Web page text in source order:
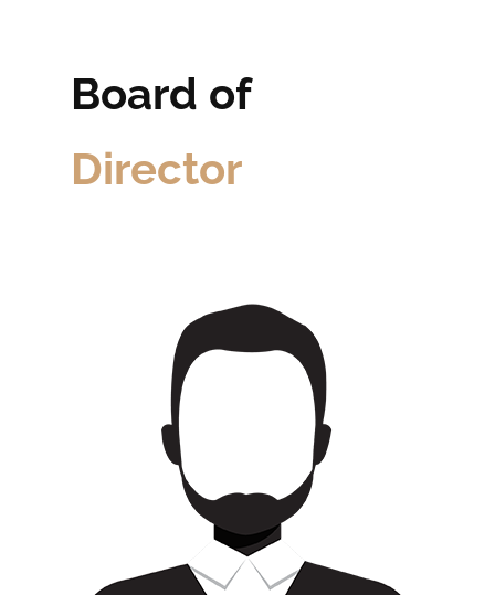
Board of
Director